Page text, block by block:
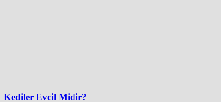
Kediler Evcil Midir?